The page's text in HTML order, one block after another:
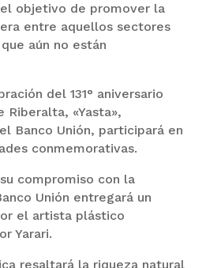
objetivo de promover la
entre aquellos sectores
aún no están
del 131° aniversario
Riberalta, «Yasta»,
Banco Unión, participará en
conmemorativas.
compromiso con la
Unión entregará un
el artista plástico
Yarari.
resaltará la riqueza natural